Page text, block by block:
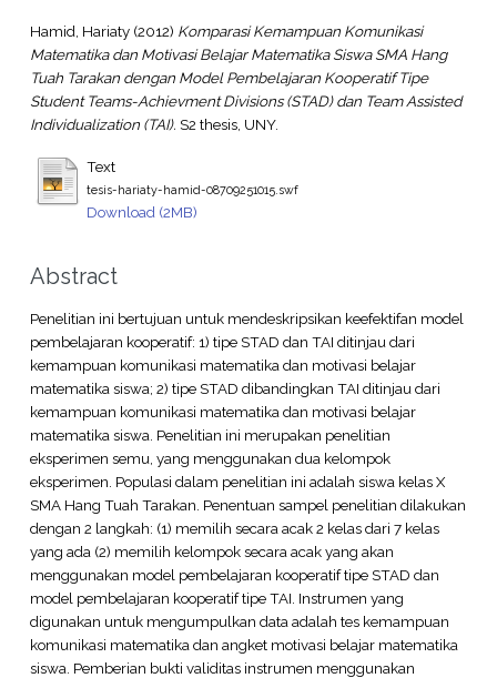
Hamid, Hariaty(2012) Komparasi Kemampuan Komunikasi
Matematika dan Motivasi Belajar Matematika Siswa SMA Hang
Tuah Tarakan dengan Model Pembelajaran Kooperatif Tipe
Student Teams-Achievment Divisions (STAD) dan Team Assisted
Individualization (TAI). S2 thesis, UNY.
Text
tesis-hariaty-hamid-08709251015.swf
Download (2MB)
Abstract
Penelitian ini bertujuan untuk mendeskripsikan keefektifan model
pembelajaran kooperatif: 1) tipe STAD dan TAI ditinjau dari
kemampuan komunikasi matematika dan motivasi belajar
matematika siswa; 2) tipe STAD dibandingkan TAI ditinjau dari
kemampuan komunikasi matematika dan motivasi belajar
matematika siswa. Penelitian ini merupakan penelitian
eksperimen semu, yang menggunakan dua kelompok
eksperimen. Populasi dalam penelitian ini adalah siswa kelas X
SMA Hang Tuah Tarakan. Penentuan sampel penelitian dilakukan
dengan 2 langkah: (1) memilih secara acak 2 kelas dari 7 kelas
yang ada (2) memilih kelompok secara acak yang akan
menggunakan model pembelajaran kooperatif tipe STAD dan
model pembelajaran kooperatif tipe TAI. Instrumen yang
digunakan untuk mengumpulkan data adalah tes kemampuan
komunikasi matematika dan angket motivasi belajar matematika
siswa. Pemberian bukti validitas instrumen menggunakan